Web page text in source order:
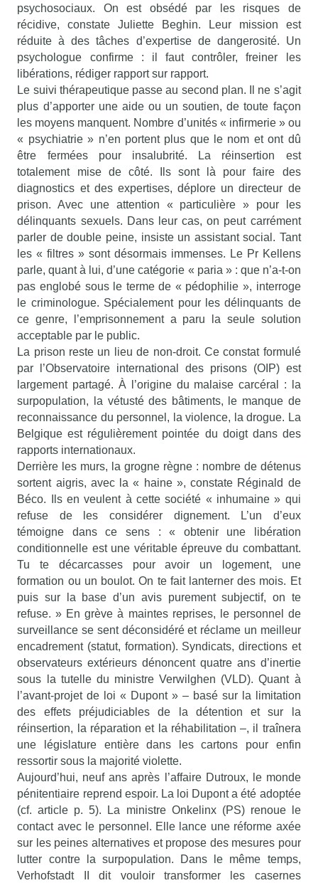
psychosociaux. On est obsédé par les risques de
récidive, constate Juliette Beghin. Leur mission est
réduite à des tâches d’expertise de dangerosité. Un
psychologue confirme : il faut contrôler, freiner les
libérations, rédiger rapport sur rapport.
Le suivi thérapeutique passe au second plan. Il ne s’agit
plus d’apporter une aide ou un soutien, de toute façon
les moyens manquent. Nombre d’unités « infirmerie » ou
« psychiatrie » n’en portent plus que le nom et ont dû
être fermées pour insalubrité. La réinsertion est
totalement mise de côté. Ils sont là pour faire des
diagnostics et des expertises, déplore un directeur de
prison. Avec une attention « particulière » pour les
délinquants sexuels. Dans leur cas, on peut carrément
parler de double peine, insiste un assistant social. Tant
les « filtres » sont désormais immenses. Le Pr Kellens
parle, quant à lui, d’une catégorie « paria » : que n’a-t-on
pas englobé sous le terme de « pédophilie », interroge
le criminologue. Spécialement pour les délinquants de
ce genre, l’emprisonnement a paru la seule solution
acceptable par le public.
La prison reste un lieu de non-droit. Ce constat formulé
par l’Observatoire international des prisons (OIP) est
largement partagé. À l’origine du malaise carcéral : la
surpopulation, la vétusté des bâtiments, le manque de
reconnaissance du personnel, la violence, la drogue. La
Belgique est régulièrement pointée du doigt dans des
rapports internationaux.
Derrière les murs, la grogne règne : nombre de détenus
sortent aigris, avec la « haine », constate Réginald de
Béco. Ils en veulent à cette société « inhumaine » qui
refuse de les considérer dignement. L’un d’eux
témoigne dans ce sens : « obtenir une libération
conditionnelle est une véritable épreuve du combattant.
Tu te décarcasses pour avoir un logement, une
formation ou un boulot. On te fait lanterner des mois. Et
puis sur la base d’un avis purement subjectif, on te
refuse. » En grève à maintes reprises, le personnel de
surveillance se sent déconsidéré et réclame un meilleur
encadrement (statut, formation). Syndicats, directions et
observateurs extérieurs dénoncent quatre ans d’inertie
sous la tutelle du ministre Verwilghen (VLD). Quant à
l’avant-projet de loi « Dupont » – basé sur la limitation
des effets préjudiciables de la détention et sur la
réinsertion, la réparation et la réhabilitation –, il traînera
une législature entière dans les cartons pour enfin
ressortir sous la majorité violette.
Aujourd’hui, neuf ans après l’affaire Dutroux, le monde
pénitentiaire reprend espoir. La loi Dupont a été adoptée
(cf. article p. 5). La ministre Onkelinx (PS) renoue le
contact avec le personnel. Elle lance une réforme axée
sur les peines alternatives et propose des mesures pour
lutter contre la surpopulation. Dans le même temps,
Verhofstadt II dit vouloir transformer les casernes